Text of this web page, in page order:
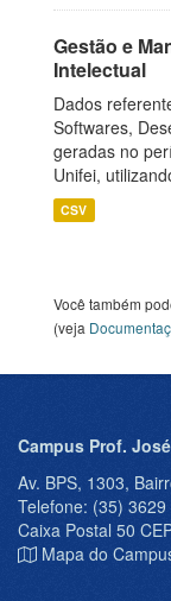
Gestão e
Intelectual
Dados
Softwares,
geradas no
Unifei,
CSV
Você também
(veja
Campus Prof.
Av. BPS, 1303,
Telefone: (35)
Caixa Postal 50
Mapa do